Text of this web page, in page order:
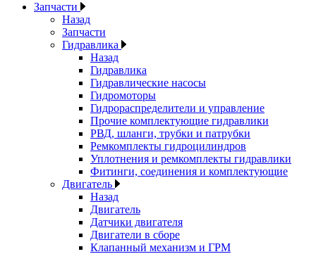
Запчасти
Назад
Запчасти
Гидравлика
Назад
Гидравлика
Гидравлические насосы
Гидромоторы
Гидрораспределители и управление
Прочие комплектующие гидравлики
РВД, шланги, трубки и патрубки
Ремкомплекты гидроцилиндров
Уплотнения и ремкомплекты гидравлики
Фитинги, соединения и комплектующие
Двигатель
Назад
Двигатель
Датчики двигателя
Двигатели в сборе
Клапанный механизм и ГРМ